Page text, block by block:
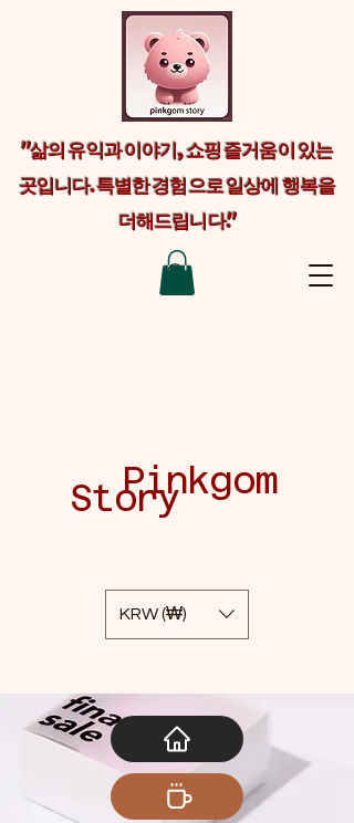
KRW (₩)
Pinkgom
Story
"삶의 유익과 이야기, 쇼핑 즐거움이 있는
곳입니다. 특별한 경험으로 일상에 행복을
더해드립니다."